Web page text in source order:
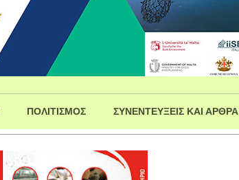
ΠΟΛΙΤΙΣΜΟΣ ΣΥΝΕΝΤΕΥΞΕΙΣ ΚΑΙ ΑΡΘΡΑ